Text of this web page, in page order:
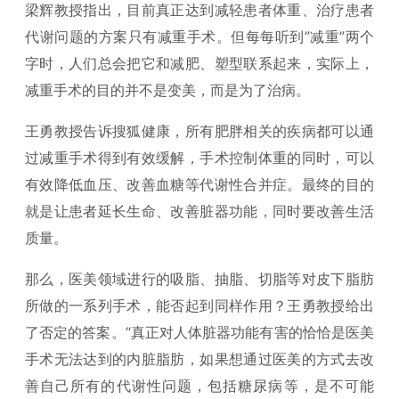
梁辉教授指出，目前真正达到减轻患者体重、治疗患者
代谢问题的方案只有减重手术。但每每听到”减重”两个
字时，人们总会把它和减肥、塑型联系起来，实际上，
减重手术的目的并不是变美，而是为了治病。
王勇教授告诉搜狐健康，所有肥胖相关的疾病都可以通
过减重手术得到有效缓解，手术控制体重的同时，可以
有效降低血压、改善血糖等代谢性合并症。最终的目的
就是让患者延长生命、改善脏器功能，同时要改善生活
质量。
那么，医美领域进行的吸脂、抽脂、切脂等对皮下脂肪
所做的一系列手术，能否起到同样作用？王勇教授给出
了否定的答案。“真正对人体脏器功能有害的恰恰是医美
手术无法达到的内脏脂肪，如果想通过医美的方式去改
善自己所有的代谢性问题，包括糖尿病等，是不可能